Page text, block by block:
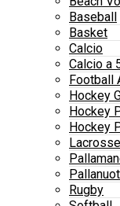
Baseball
Basket
Calcio
Calcio a
Football
Hockey
Hockey
Hockey
Lacrosse
Rugby